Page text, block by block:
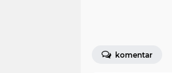
komentar